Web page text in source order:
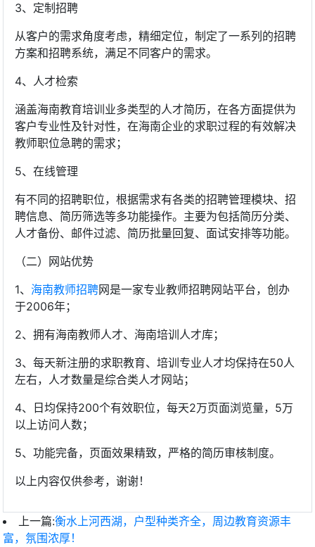
3、定制招聘
从客户的需求角度考虑，精细定位，制定了一系列的招聘
方案和招聘系统，满足不同客户的需求。
4、人才检索
涵盖海南教育培训业多类型的人才简历，在各方面提供为
客户专业性及针对性，在海南企业的求职过程的有效解决
教师职位急聘的需求；
5、在线管理
有不同的招聘职位，根据需求有各类的招聘管理模块、招
聘信息、简历筛选等多功能操作。主要为包括简历分类、
人才备份、邮件过滤、简历批量回复、面试安排等功能。
（二）网站优势
1、 海南教师招聘网是一家专业教师招聘网站平台，创办
于2006年；
2、拥有海南教师人才、海南培训人才库；
3、每天新注册的求职教育、培训专业人才均保持在50人
左右，人才数量是综合类人才网站；
4、日均保持200个有效职位，每天2万页面浏览量，5万
以上访问人数；
5、功能完备，页面效果精致，严格的简历审核制度。
以上内容仅供参考，谢谢！
上一篇:衡水上河西湖，户型种类齐全，周边教育资源丰
富，氛围浓厚！